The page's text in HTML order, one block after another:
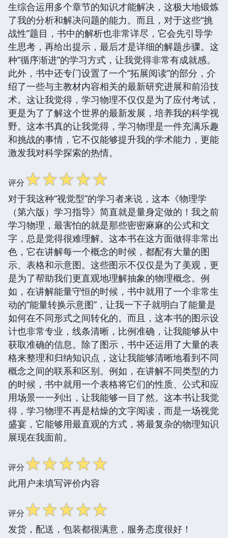
生综合运用多个章节的知识才能解决，这极大地锻炼
了我的分析和解决问题的能力。而且，对于这些“挑
战性”题目，书中的解析也非常详尽，它会先引导学
生思考，再给出提示，最后才是详细的解题步骤。这
种“循序渐进”的学习方式，让我觉得非常有成就感。
此外，书中还专门设置了一个“拓展阅读”的部分，介
绍了一些与主教材内容相关的最新研究进展和前沿技
术。这让我觉得，学习物理不仅仅是为了应付考试，
更是为了了解这个世界的最新发展，培养我的科学视
野。这本书真的让我觉得，学习物理是一件充满乐趣
和挑战的事情，它不仅能够提升我的学术能力，更能
激发我对科学探索的热情。
评分☆☆☆☆☆
对于我这种“视觉型”的学习者来说，这本《物理学
（第六版）学习指导》简直就是量身定做的！我之前
学习物理，最害怕的就是那些密密麻麻的公式和文
字，总是觉得很难理解。这本书在这方面做得非常出
色，它在讲解每一个概念的时候，都配有大量的图
示、表格和示意图。这些图示不仅仅是为了美观，更
是为了帮助我们更直观地理解抽象的物理概念。例
如，在讲解能量守恒的时候，书中就用了一个非常生
动的“能量转换示意图”，让我一下子就明白了能量是
如何在不同形式之间转化的。而且，这本书的图示设
计也非常专业，线条清晰，比例准确，让我能够从中
获取准确的信息。除了图示，书中还运用了大量的表
格来整理和归纳知识点，这让我能够清晰地看到不同
概念之间的联系和区别。例如，在讲解不同类型的力
的时候，书中就用一个表格将它们的性质、公式和应
用场景一一列出，让我能够一目了然。这本书让我觉
得，学习物理不再是枯燥的文字阅读，而是一场视觉
盛宴，它能够用最直观的方式，将最复杂的物理知识
展现在我面前。
评分☆☆☆☆☆
此用户未填写评价内容
评分☆☆☆☆☆
发货，配送，包装都很满意，服务态度很好！